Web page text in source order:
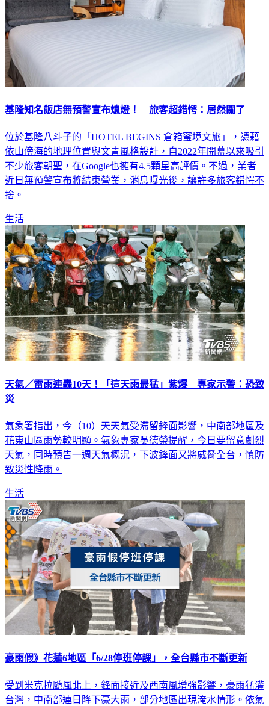
基隆知名飯店無預警宣布熄燈！ 旅客超錯愕：居然關了
位於基隆八斗子的「HOTEL BEGINS 倉箱蜜境文旅」，憑藉
依山傍海的地理位置與文青風格設計，自2022年開幕以來吸引
不少旅客朝聖，在Google也擁有4.5顆星高評價。不過，業者
近日無預警宣布將結束營業，消息曝光後，讓許多旅客錯愕不
捨。
生活
天氣／雷雨連轟10天！「這天雨最猛」紫爆 專家示警：恐致
災
氣象署指出，今（10）天天氣受滯留鋒面影響，中南部地區及
花東山區雨勢較明顯。氣象專家吳德榮提醒，今日要留意劇烈
天氣，同時預告一週天氣概況，下波鋒面又將威脅全台，慎防
致災性降雨。
生活
豪雨假》花蓮6地區「6/28停班停課」，全台縣市不斷更新
受到米克拉颱風北上，鋒面接近及西南風增強影響，豪雨猛灌
台灣，中南部連日降下豪大雨，部分地區出現淹水情形。依氣